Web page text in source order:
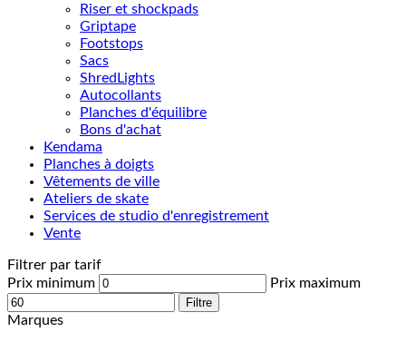
Riser et shockpads
Griptape
Footstops
Sacs
ShredLights
Autocollants
Planches d'équilibre
Bons d'achat
Kendama
Planches à doigts
Vêtements de ville
Ateliers de skate
Services de studio d'enregistrement
Vente
Filtrer par tarif
Prix minimum
Prix maximum
Filtre
Marques